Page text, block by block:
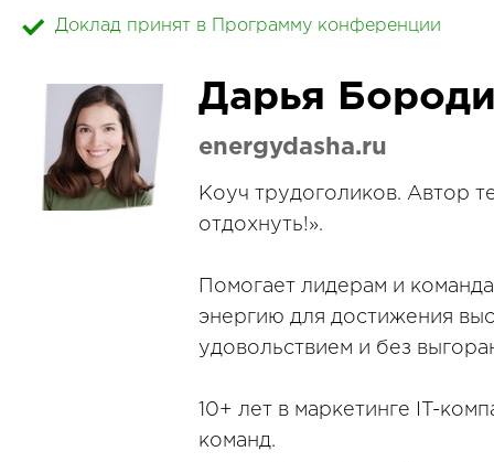
Доклад принят в Программу конференции
Дарья
energydasha.ru
Коуч трудоголиков. Автор
отдохнуть!».
Помогает лидерам и
энергию для достижения
удовольствием и без
10+ лет в маркетинге IT-
команд.